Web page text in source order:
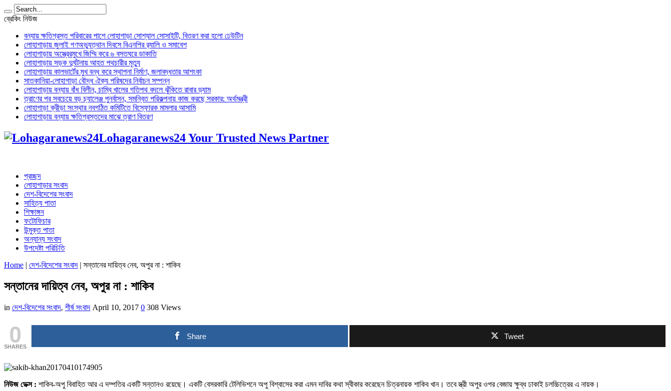
ব্রেকিং নিউজ
বন্যায় ক্ষতিগ্রস্ত পরিবারের পাশে লোহাগাড়া সোশ্যাল সোসাইটি, বিতরণ করা হলো ঢেউটিন
লোহাগাড়ায় জুলাই গণঅভ্যুত্থান দিবসে বিএনপির র‌্যালি ও সমাবেশ
লোহাগাড়ায় অস্ত্রেরমুখে জিম্মি করে ৬ বসতঘরে ডাকাতি
লোহাগাড়ায় সড়ক দুর্ঘটনায় আহত পথচারীর মৃত্যু
লোহাগাড়ায় কালভার্টের মুখ বন্ধ করে স্থাপনা নির্মাণ, জলাবদ্ধতার আশংকা
সাতকানিয়া-লোহাগাড়া বৌদ্ধ ঐক্য পরিষদের নির্বাচন সম্পন্ন
লোহাগাড়ায় বন্যায় বাঁধ বিলীন, চাম্বি খালের গতিপথ বদলে ঝুঁকিতে রাবার ড্যাম
ত্রাণের পর সবচেয়ে বড় চ্যালেঞ্জ পুনর্বাসন, সমন্বিত পরিকল্পনায় কাজ করছে সরকার: অর্থমন্ত্রী
লোহাগাড়া ক্রীড়া সংস্থার নবগঠিত কমিটিতে বিস্ফোরক মামলার আসামি
লোহাগাড়ায় বন্যায় ক্ষতিগ্রস্তদের মাঝে ত্রাণ বিতরণ
Lohagaranews24 Your Trusted News Partner
প্রচ্ছদ
লোহাগাড়ার সংবাদ
দেশ-বিদেশের সংবাদ
সাহিত্য পাতা
শিক্ষাঙ্গন
ফটোফিচার
উন্মুক্ত পাতা
অন্যান্য সংবাদ
উপদেষ্টা পরিচিতি
Home | দেশ-বিদেশের সংবাদ | সন্তানের দায়িত্ব নেব, অপুর না : শাকিব
সন্তানের দায়িত্ব নেব, অপুর না : শাকিব
in দেশ-বিদেশের সংবাদ, শীর্ষ সংবাদ April 10, 2017 0 308 Views
0
SHARES
Share Tweet
নিউজ ডেক্স : শাকিব-অপু বিবাহিত আর এ দম্পতির একটি সন্তানও রয়েছে। একটি বেসরকারি টেলিভিশনে অপু বিশ্বাসের করা এমন দাবির কথা স্বীকার করেছেন চিত্রনায়ক শাকিব খান। তবে স্ত্রী অপুর ওপর বেজায় ক্ষুব্ধ ঢাকাই চলচ্চিত্রের এ নায়ক।